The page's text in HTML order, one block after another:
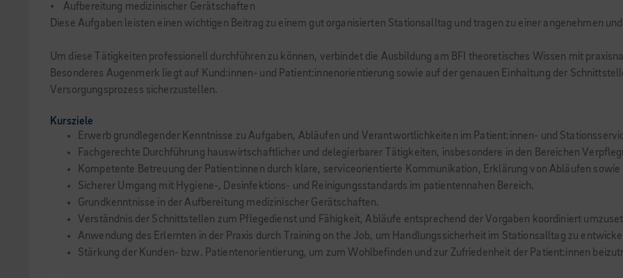
• Aufbereitung medizinischer Gerätschaften
Diese Aufgaben leisten einen wichtigen Beitrag zu einem gut organisierten Stationsalltag und tragen zu einer angenehmen
Um diese Tätigkeiten professionell durchführen zu können, verbindet die Ausbildung am BFI theoretisches Wissen mit
Besonderes Augenmerk liegt auf Kund:innen- und Patient:innenorientierung sowie auf der genauen Einhaltung der
Versorgungsprozess sicherzustellen.
Kursziele
Erwerb grundlegender Kenntnisse zu Aufgaben, Abläufen und Verantwortlichkeiten im Patient:innen- und
Fachgerechte Durchführung hauswirtschaftlicher und delegierbarer Tätigkeiten, insbesondere in den Bereichen
Kompetente Betreuung der Patient:innen durch klare, serviceorientierte Kommunikation, Erklärung von Abläufen
Sicherer Umgang mit Hygiene-, Desinfektions- und Reinigungsstandards im patientennahen Bereich.
Grundkenntnisse in der Aufbereitung medizinischer Gerätschaften.
Verständnis der Schnittstellen zum Pflegedienst und Fähigkeit, Abläufe entsprechend der Vorgaben koordiniert
Anwendung des Erlernten in der Praxis durch Training on the Job, um Handlungssicherheit im Stationsalltag zu
Stärkung der Kunden- bzw. Patientenorientierung, um zum Wohlbefinden und zur Zufriedenheit der Patient:innen